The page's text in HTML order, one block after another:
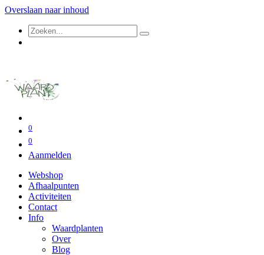
Overslaan naar inhoud
0
0
Aanmelden
Webshop
Afhaalpunten
Activiteiten
Contact
Info
Waardplanten
Over
Blog